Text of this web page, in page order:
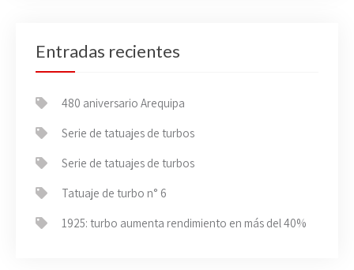
Entradas recientes
480 aniversario Arequipa
Serie de tatuajes de turbos
Serie de tatuajes de turbos
Tatuaje de turbo n° 6
1925: turbo aumenta rendimiento en más del 40%